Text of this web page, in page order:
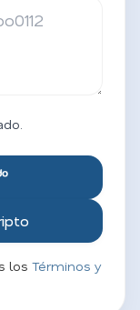
los Términos y